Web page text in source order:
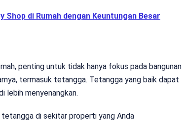
Shop di Rumah dengan Keuntungan Besar
penting untuk tidak hanya fokus pada bangunan
termasuk tetangga. Tetangga yang baik dapat
lebih menyenangkan.
di sekitar properti yang Anda